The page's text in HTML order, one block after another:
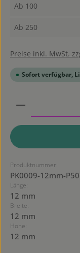
Ab 100
Ab 250
Preise inkl. MwSt.
Sofort verfügbar,
Produkt
Produktnummer:
PK0009-12mm-
Länge:
12 mm
Breite:
12 mm
Höhe:
12 mm